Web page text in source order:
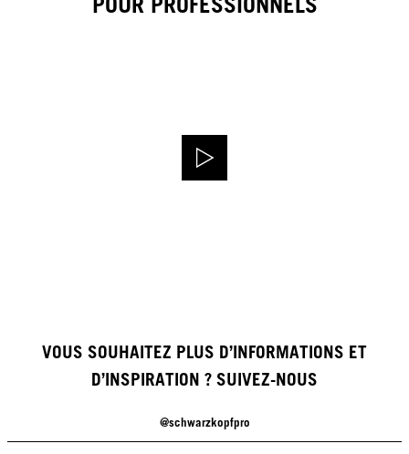
VOUS SOUHAITEZ PLUS D’INFORMATIONS ET
D’INSPIRATION ? SUIVEZ-NOUS
@schwarzkopfpro